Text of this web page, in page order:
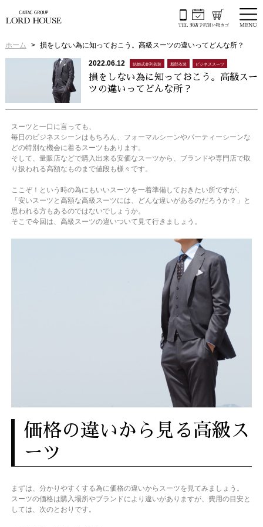
ホーム 損をしない為に知っておこう。高級スーツの違いってどんな所？
2022.06.12 結婚式参列衣装 新郎衣装 ビジネススーツ
損をしない為に知っておこう。高級スー
ツの違いってどんな所？
スーツと一口に言っても、
毎日のビジネスシーンはもちろん、フォーマルシーンやパーティーシーンな
どの特別な機会に着るスーツもあります。
そして、量販店などで購入出来る安価なスーツから、ブランドや専門店で取
り扱われる高額なものまで値段も様々です。
ここぞ！という時の為にもいいスーツを一着準備しておきたい所ですが、
「安いスーツと高額な高級スーツには、どんな違いがあるのだろうか？」と
思われる方もあるのではないでしょうか。
そこで今回は、高級スーツの違いついて見て行きましょう。
価格の違いから見る高級ス
ーツ
まずは、分かりやすくする為に価格の違いからスーツを見てみましょう。
スーツの価格は購入場所やブランドにより違いがありますが、費用の目安と
しては、次のとおりです。